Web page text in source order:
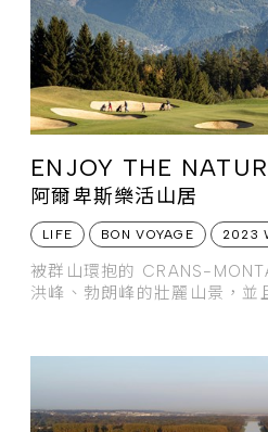
ENJOY THE
阿爾卑斯樂活山居
LIFE BON VOYAGE 2023
被群山環抱的 CRANS-
洪峰、勃朗峰的壯麗山景，並